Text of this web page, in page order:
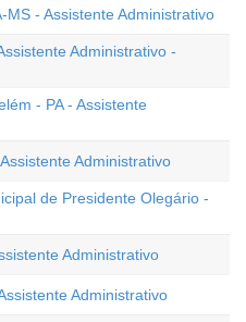
MS - Assistente Administrativo
Administrativo -
- PA - Assistente
Administrativo
de Presidente Olegário -
Administrativo
Administrativo